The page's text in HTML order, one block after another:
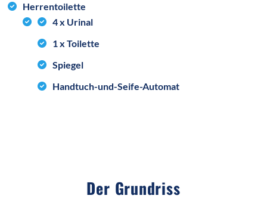
Herrentoilette
4 x Urinal
1 x Toilette
Spiegel
Handtuch-und-Seife-Automat
Der Grundriss